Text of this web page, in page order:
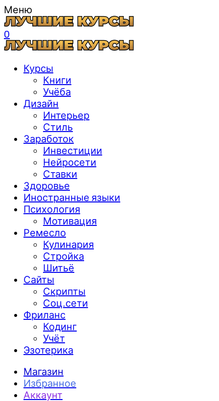
Меню
0
Курсы
Книги
Учёба
Дизайн
Интерьер
Стиль
Заработок
Инвестиции
Нейросети
Ставки
Здоровье
Иностранные языки
Психология
Мотивация
Ремесло
Кулинария
Стройка
Шитьё
Сайты
Скрипты
Соц.сети
Фриланс
Кодинг
Учёт
Эзотерика
Магазин
Избранное
Аккаунт